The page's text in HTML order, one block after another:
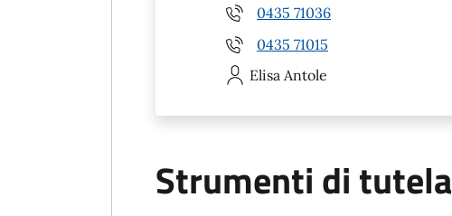
0435 71036
0435 71015
Elisa Antole
Strumenti di tutela